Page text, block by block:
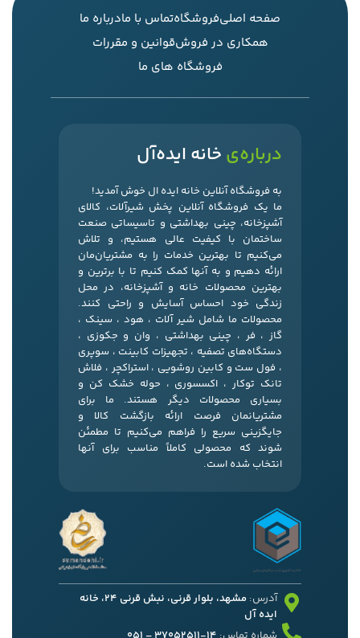
صفحه اصلیفروشگاهتماس با مادرباره ما
همکاری در فروشقوانین و مقررات
فروشگاه های ما
درباره‌ی خانه ایده‌آل
به فروشگاه آنلاین خانه ایده ال خوش آمدید!
ما یک فروشگاه آنلاین پخش شیرآلات، کالای
آشپزخانه، چینی بهداشتی و تاسیساتی صنعت
ساختمان با کیفیت عالی هستیم، و تلاش
می‌کنیم تا بهترین خدمات را به مشتریان‌مان
ارائه دهیم و به آنها کمک کنیم تا با برترین و
بهترین محصولات خانه و آشپزخانه، در محل
زندگی خود احساس آسایش و راحتی کنند.
محصولات ما شامل شیر آلات ، هود ، سینک ،
گاز ، فر ، چینی بهداشتی ، وان و جکوزی ،
دستگاه‌های تصفیه ، تجهیزات کابینت ، سوپری
، فول ست و کابین روشویی ، استراکچر ، فلاش
تانک توکار ، اکسسوری ، حوله خشک کن و
بسیاری محصولات دیگر هستند. ما برای
مشتریانمان فرصت ارائه بازگشت کالا و
جایگزینی سریع را فراهم می‌کنیم تا مطمئن
شوند که محصولی کاملاً مناسب برای آنها
انتخاب شده است.
آدرس:
مشهد، بلوار قرنی، نبش قرنی 24، خانه
ایده آل